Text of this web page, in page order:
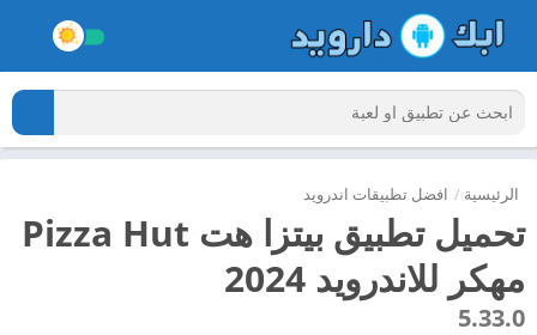
الرئيسية / افضل تطبيقات اندرويد
تحميل تطبيق بيتزا هت Pizza Hut
مهكر للاندرويد 2024
5.33.0